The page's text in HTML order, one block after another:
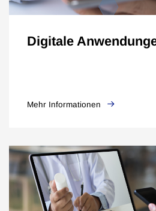
Digitale
Mehr Informationen